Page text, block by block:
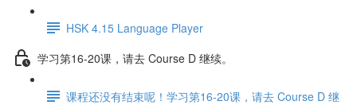
HSK 4.15 Language Player
学习第16-20课，请去 Course D 继续。
课程还没有结束呢！学习第16-20课，请去 Course D 继